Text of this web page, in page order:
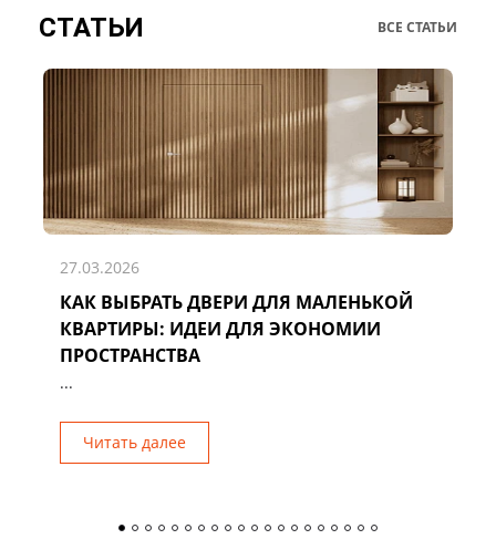
СТАТЬИ ВСЕ СТАТЬИ
27.03.2026
КАК ВЫБРАТЬ ДВЕРИ ДЛЯ МАЛЕНЬКОЙ
КВАРТИРЫ: ИДЕИ ДЛЯ ЭКОНОМИИ
ПРОСТРАНСТВА
...
Читать далее